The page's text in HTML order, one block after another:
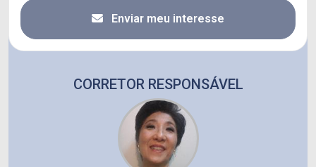
Enviar meu interesse
CORRETOR RESPONSÁVEL